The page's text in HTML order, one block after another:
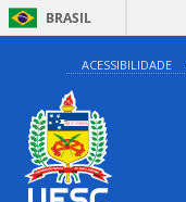
BRASIL
ACESSIBILIDADE